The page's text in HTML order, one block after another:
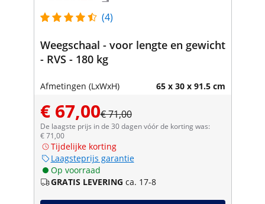
(4)
Weegschaal - voor lengte en gewicht
- RVS - 180 kg
Afmetingen (LxWxH) 65 x 30 x 91.5 cm
€ 67,00€ 71,00
De laagste prijs in de 30 dagen vóór de korting was:
€ 71,00
Tijdelijke korting
Laagsteprijs garantie
Op voorraad
GRATIS LEVERING ca. 17-8